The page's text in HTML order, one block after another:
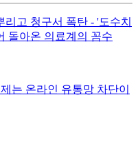
고 청구서 폭탄 - '도수치
돌아온 의료계의 꼼수
는 온라인 유통망 차단이